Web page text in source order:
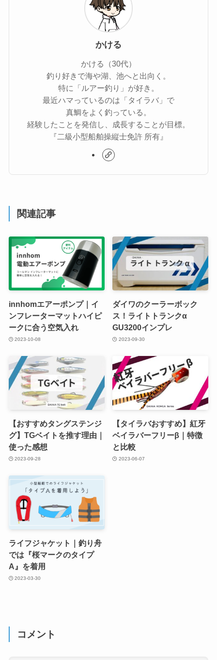
かける
かける（30代）
釣り好きで海や湖、池へと出向く。
特に「ルアー釣り」が好き。
最近ハマっているのは「タイラバ」で
真鯛をよく釣っている。
経験したことを発信し、成長することが目標。
『二級小型船舶操縦士免許 所有』
関連記事
innhomエアーポンプ｜イ
ンフレーターマットハイピ
ークに合う空気入れ
2023-10-08
ダイワのクーラーボック
ス！ライトトランクα
GU3200インプレ
2023-09-30
【おすすめタングステンジ
グ】TGベイトを推す理由｜
使った感想
2023-09-28
【タイラバおすすめ】紅牙
ベイラバーフリーβ｜特徴
と比較
2023-06-07
ライフジャケット｜釣り舟
では『桜マークのタイプ
A』を着用
2023-03-30
コメント